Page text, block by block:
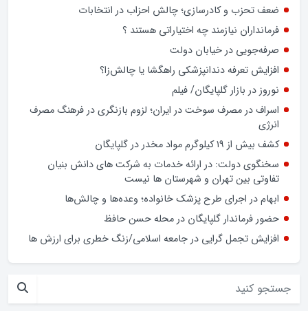
ضعف تحزب و کادرسازی؛ چالش احزاب در انتخابات
فرمانداران نیازمند چه اختیاراتی هستند ؟
صرفه‌جویی در خیابان دولت
افزایش تعرفه دندانپزشکی راهگشا یا چالش‌زا؟
نوروز در بازار گلپایگان/ فیلم
اسراف در مصرف سوخت در ایران؛ لزوم بازنگری در فرهنگ مصرف
انرژی
کشف بیش از ۱۹ کیلوگرم مواد مخدر در گلپایگان
سخنگوی دولت: در ارائه خدمات به شرکت های دانش بنیان
تفاوتی بین تهران و شهرستان ها نیست
ابهام در اجرای طرح پزشک خانواده؛ وعده‌ها و چالش‌ها
حضور فرماندار گلپایگان در محله حسن حافظ
افزایش تجمل گرایی در جامعه اسلامی/زنگ خطری برای ارزش ها